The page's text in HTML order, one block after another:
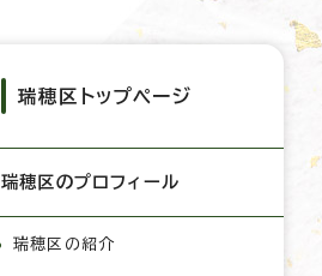
瑞穂区トップページ
瑞穂区のプロフィール
瑞穂区の紹介